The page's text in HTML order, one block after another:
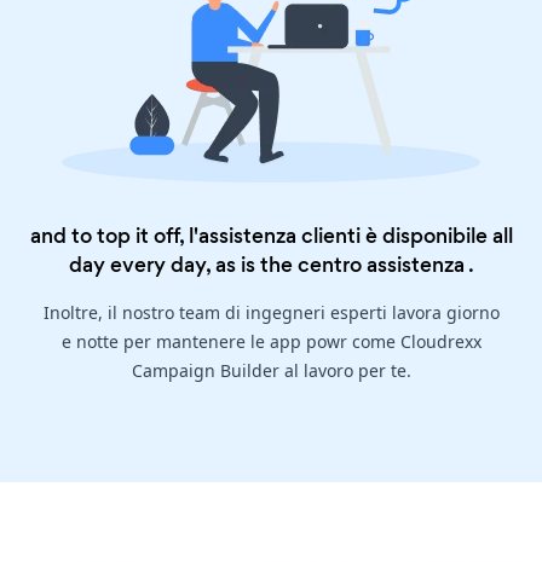
and to top it off, l'assistenza clienti è disponibile all
day every day, as is thecentro assistenza .
Inoltre, il nostro team di ingegneri esperti lavora giorno
e notte per mantenere le app powr come Cloudrexx
Campaign Builder al lavoro per te.